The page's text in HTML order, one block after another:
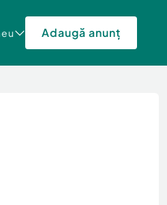
Adaugă anunț